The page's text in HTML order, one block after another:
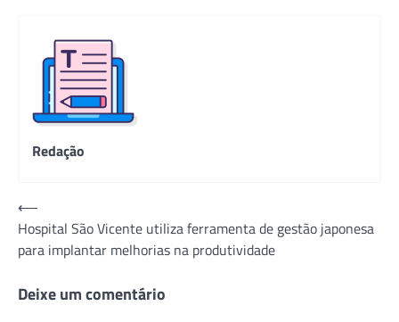
Redação
Navegação
de
Post
⟵
Hospital São Vicente utiliza ferramenta de gestão japonesa
para implantar melhorias na produtividade
Deixe um comentário